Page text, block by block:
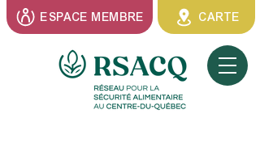
ESPACE MEMBRE CARTE